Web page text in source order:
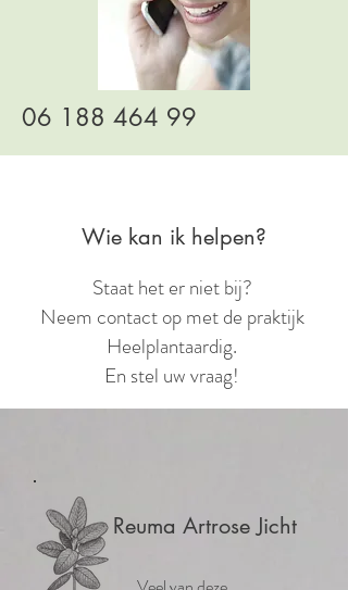
06 188 464 99
Wie kan ik helpen?
Staat het er niet bij?
Neem contact op met de praktijk
Heelplantaardig.
En stel uw vraag!
Reuma Artrose Jicht